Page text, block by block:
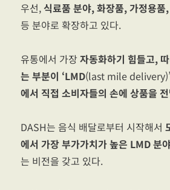
우선,식료품 분야, 화장품, 가정용품
등 분야로 확장하고 있다.
유통에서 가장자동화하기 힘들고,
는 부분이 ‘LMD(last mile
에서 직접 소비자들의 손에 상품을
DASH는 음식 배달로부터 시작해서
에서 가장 부가가치가 높은 LMD 분
는 비전을 갖고 있다.